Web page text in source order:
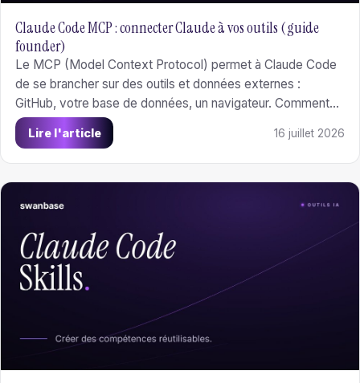
Claude Code MCP : connecter Claude à vos outils (guide
founder)
Le MCP (Model Context Protocol) permet à Claude Code
de se brancher sur des outils et données externes :
GitHub, votre base de données, un navigateur. Comment
ajouter et configurer un serveur, lesquels valent le coup
pour un MVP, et créer le vôtre.
Lire l'article 16 juillet 2026